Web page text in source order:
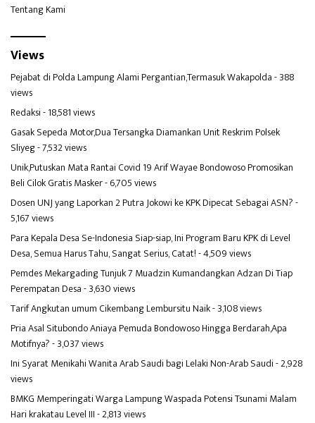
Tentang Kami
Views
Pejabat di Polda Lampung Alami Pergantian,Termasuk Wakapolda- 388
views
Redaksi- 18,581 views
Gasak Sepeda Motor,Dua Tersangka Diamankan Unit Reskrim Polsek
Sliyeg- 7,532 views
Unik,Putuskan Mata Rantai Covid 19 Arif Wayae Bondowoso Promosikan
Beli Cilok Gratis Masker- 6,705 views
Dosen UNJ yang Laporkan 2 Putra Jokowi ke KPK Dipecat Sebagai ASN?-
5,167 views
Para Kepala Desa Se-Indonesia Siap-siap, Ini Program Baru KPK di Level
Desa, Semua Harus Tahu, Sangat Serius, Catat!- 4,509 views
Pemdes Mekargading Tunjuk 7 Muadzin Kumandangkan Adzan Di Tiap
Perempatan Desa- 3,630 views
Tarif Angkutan umum Cikembang Lembursitu Naik- 3,108 views
Pria Asal Situbondo Aniaya Pemuda Bondowoso Hingga Berdarah,Apa
Motifnya?- 3,037 views
Ini Syarat Menikahi Wanita Arab Saudi bagi Lelaki Non-Arab Saudi- 2,928
views
BMKG Memperingati Warga Lampung Waspada Potensi Tsunami Malam
Hari krakatau Level III- 2,813 views